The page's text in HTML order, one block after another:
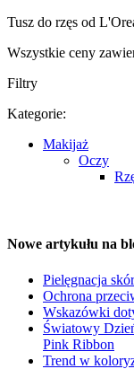
Tusz do rzęs od
Wszystkie ceny
Filtry
Kategorie:
Makijaż
Oczy
Nowe artykułu na
Pielęgnacja
Ochrona
Wskazówki
Światowy
Pink Ribbon
Trend w